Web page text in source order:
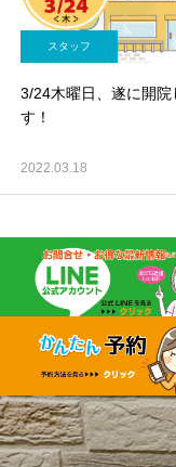
スタッフ
3/24木曜日、遂に開院
す！
2022.03.18